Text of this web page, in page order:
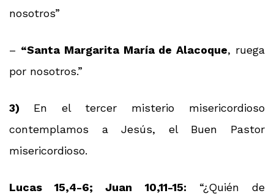
nosotros”
– “Santa Margarita María de Alacoque, ruega
por nosotros.”
3) En el tercer misterio misericordioso
contemplamos a Jesús, el Buen Pastor
misericordioso.
Lucas 15,4-6; Juan 10,11-15: “¿Quién de